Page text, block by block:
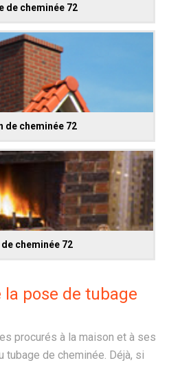
de cheminée 72
de cheminée 72
cheminée 72
la pose de tubage
procurés à la maison et à ses
de cheminée. Déjà, si